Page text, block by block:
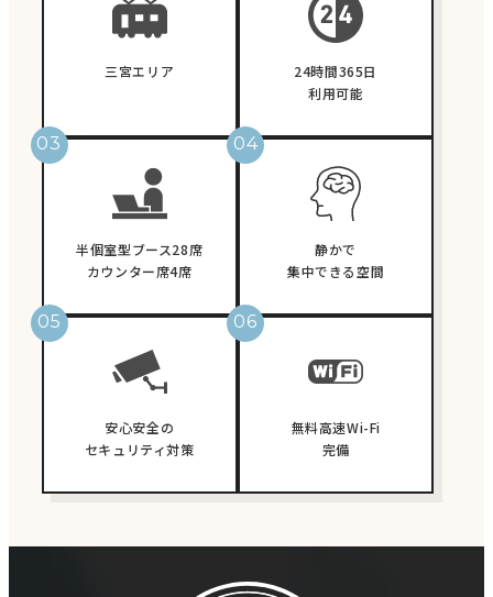
三宮エリア
24時間365日
利用可能
半個室型ブース28席
カウンター席4席
静かで
集中できる空間
安心安全の
セキュリティ対策
無料高速Wi-Fi
完備